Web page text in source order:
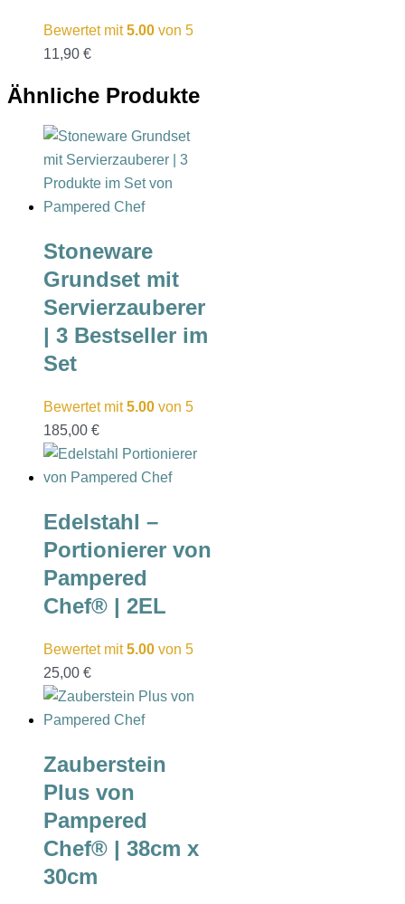
Bewertet mit5.00 von 5
11,90 €
Ähnliche Produkte
Stoneware
Grundset mit
Servierzauberer
| 3 Bestseller im
Set
Bewertet mit5.00 von 5
185,00 €
Edelstahl –
Portionierer von
Pampered
Chef® | 2EL
Bewertet mit5.00 von 5
25,00 €
Zauberstein
Plus von
Pampered
Chef® | 38cm x
30cm